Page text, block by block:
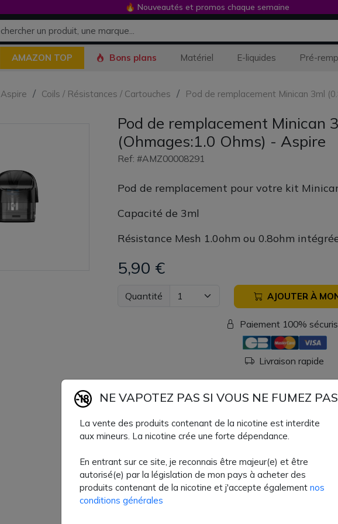
AMAZON TOP Bons plans Matériel E-liquides Pré-
Aspire Coils / Résistances / Cartouches Pod de remplacement Minican 3ml
Pod de remplacement Minican
(Ohmages:1.0 Ohms) - Aspire
Ref: #AMZ00008291
Pod de remplacement pour votre kit
Capacité de 3ml
Résistance Mesh 1.0ohm ou 0.8ohm
5,90 €
Quantité AJOUTER À
Paiement 100%
Livraison rapide
Fiche technique
Format Flacon
3
Type de Produit
Matériel
Couleurs
Noir
🔥 Nouveautés et promos chaque semaine
NE VAPOTEZ PAS SI VOUS NE FUMEZ
La vente des produits contenant de la nicotine est interdite
aux mineurs. La nicotine crée une forte dépendance.
En entrant sur ce site, je reconnais être majeur(e) et être
autorisé(e) par la législation de mon pays à acheter des
produits contenant de la nicotine et j'accepte également nos
conditions générales